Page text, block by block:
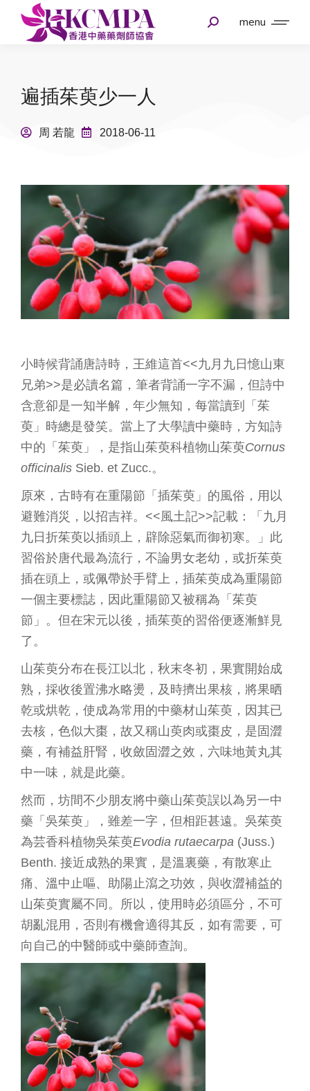
menu
遍插茱萸少一人
周 若龍 2018-06-11
小時候背誦唐詩時，王維這首<<九月九日憶山東
兄弟>>是必讀名篇，筆者背誦一字不漏，但詩中
含意卻是一知半解，年少無知，每當讀到「茱
萸」時總是發笑。當上了大學讀中藥時，方知詩
中的「茱萸」，是指山茱萸科植物山茱萸Cornus
officinalis Sieb. et Zucc.。
原來，古時有在重陽節「插茱萸」的風俗，用以
避難消災，以招吉祥。<<風土記>>記載：「九月
九日折茱萸以插頭上，辟除惡氣而御初寒。」此
習俗於唐代最為流行，不論男女老幼，或折茱萸
插在頭上，或佩帶於手臂上，插茱萸成為重陽節
一個主要標誌，因此重陽節又被稱為「茱萸
節」。但在宋元以後，插茱萸的習俗便逐漸鮮見
了。
山茱萸分布在長江以北，秋末冬初，果實開始成
熟，採收後置沸水略燙，及時擠出果核，將果晒
乾或烘乾，使成為常用的中藥材山茱萸，因其已
去核，色似大棗，故又稱山萸肉或棗皮，是固澀
藥，有補益肝腎，收斂固澀之效，六味地黃丸其
中一味，就是此藥。
然而，坊間不少朋友將中藥山茱萸誤以為另一中
藥「吳茱萸」，雖差一字，但相距甚遠。吳茱萸
為芸香科植物吳茱萸Evodia rutaecarpa (Juss.)
Benth. 接近成熟的果實，是溫裏藥，有散寒止
痛、溫中止嘔、助陽止瀉之功效，與收澀補益的
山茱萸實屬不同。所以，使用時必須區分，不可
胡亂混用，否則有機會適得其反，如有需要，可
向自己的中醫師或中藥師查詢。